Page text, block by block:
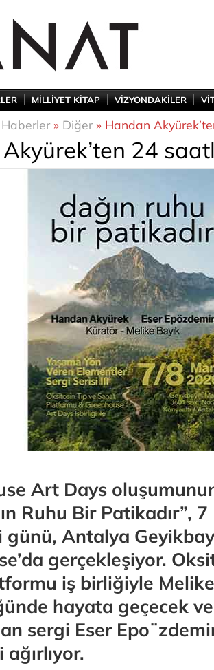
MİLLİYET KİTAP VİZYONDAKİLER
Haberler» Diğer» Handan
24
Art Days
Ruhu Bir Patikadır”,
Antalya
gerçekleşiyor.
iş birliğiyle Melike
hayata geçecek
sergi Eser